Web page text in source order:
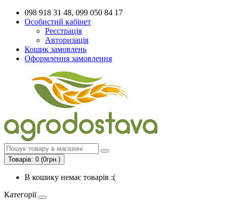
098 918 31 48, 099 050 84 17
Особистий кабінет
Реєстрація
Авторизація
Кошик замовлень
Оформлення замовлення
Товарів: 0 (0грн.)
В кошику немає товарів :(
Категорії